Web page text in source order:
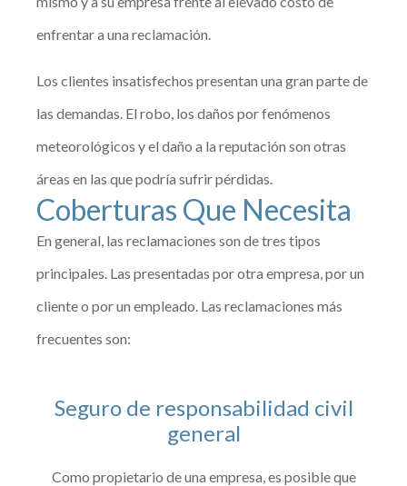
enfrentar a una reclamación.
Los clientes insatisfechos presentan una gran parte de
las demandas. El robo, los daños por fenómenos
meteorológicos y el daño a la reputación son otras
áreas en las que podría sufrir pérdidas.
Coberturas Que Necesita
En general, las reclamaciones son de tres tipos
principales. Las presentadas por otra empresa, por un
cliente o por un empleado. Las reclamaciones más
frecuentes son:
Seguro de responsabilidad civil
general
Como propietario de una empresa, es posible que